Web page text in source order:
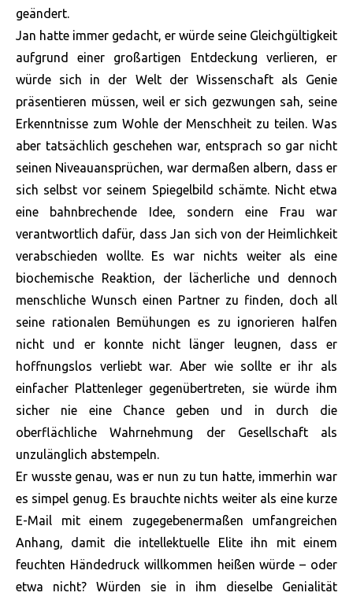
geändert.
Jan hatte immer gedacht, er würde seine Gleichgültigkeit
aufgrund einer großartigen Entdeckung verlieren, er
würde sich in der Welt der Wissenschaft als Genie
präsentieren müssen, weil er sich gezwungen sah, seine
Erkenntnisse zum Wohle der Menschheit zu teilen. Was
aber tatsächlich geschehen war, entsprach so gar nicht
seinen Niveauansprüchen, war dermaßen albern, dass er
sich selbst vor seinem Spiegelbild schämte. Nicht etwa
eine bahnbrechende Idee, sondern eine Frau war
verantwortlich dafür, dass Jan sich von der Heimlichkeit
verabschieden wollte. Es war nichts weiter als eine
biochemische Reaktion, der lächerliche und dennoch
menschliche Wunsch einen Partner zu finden, doch all
seine rationalen Bemühungen es zu ignorieren halfen
nicht und er konnte nicht länger leugnen, dass er
hoffnungslos verliebt war. Aber wie sollte er ihr als
einfacher Plattenleger gegenübertreten, sie würde ihm
sicher nie eine Chance geben und in durch die
oberflächliche Wahrnehmung der Gesellschaft als
unzulänglich abstempeln.
Er wusste genau, was er nun zu tun hatte, immerhin war
es simpel genug. Es brauchte nichts weiter als eine kurze
E-Mail mit einem zugegebenermaßen umfangreichen
Anhang, damit die intellektuelle Elite ihn mit einem
feuchten Händedruck willkommen heißen würde – oder
etwa nicht? Würden sie in ihm dieselbe Genialität